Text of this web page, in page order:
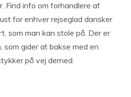
Find info om forhandlere af
for enhver rejseglad dansker
som man kan stole på. Der er
som gider at bakse med en
på vej derned.